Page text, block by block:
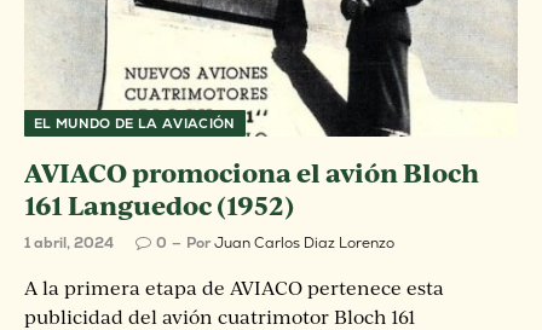
EL MUNDO DE LA AVIACIÓN
AVIACO promociona el avión Bloch
161 Languedoc (1952)
1 abril, 2024 0 PorJuan Carlos Diaz Lorenzo
A la primera etapa de AVIACO pertenece esta
publicidad del avión cuatrimotor Bloch 161